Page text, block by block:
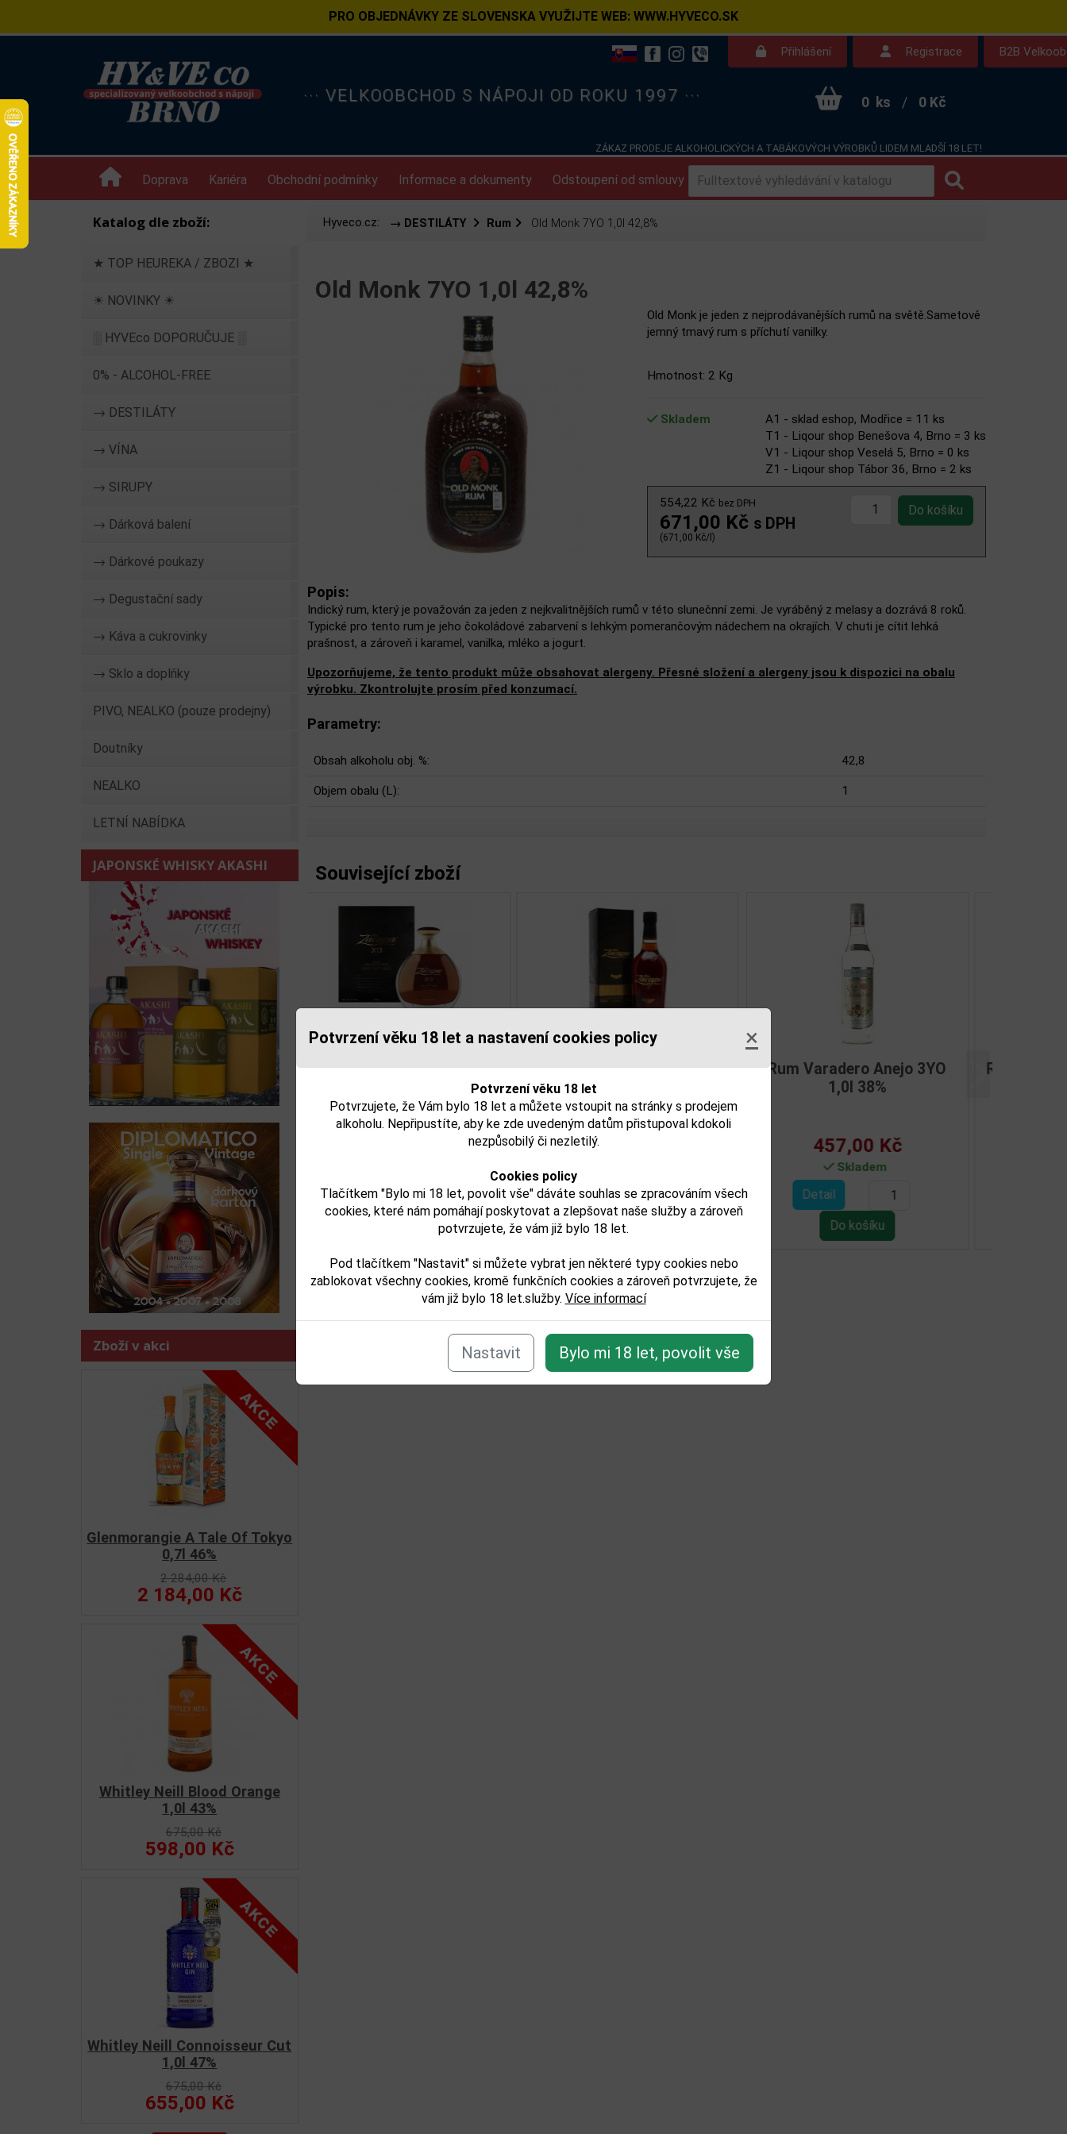
Potvrzení věku 18 let a nastavení cookies policy ×
Potvrzení věku 18 let
Potvrzujete, že Vám bylo 18 let a můžete vstoupit na stránky s prodejem
alkoholu. Nepřipustíte, aby ke zde uvedeným datům přistupoval kdokoli
nezpůsobilý či nezletilý.
Cookies policy
Tlačítkem "Bylo mi 18 let, povolit vše" dáváte souhlas se zpracováním všech
cookies, které nám pomáhají poskytovat a zlepšovat naše služby a zároveň
potvrzujete, že vám již bylo 18 let.
Pod tlačítkem "Nastavit" si můžete vybrat jen některé typy cookies nebo
zablokovat všechny cookies, kromě funkčních cookies a zároveň potvrzujete, že
vám již bylo 18 let.služby. Více informací
Nastavit Bylo mi 18 let, povolit vše
PRO OBJEDNÁVKY ZE SLOVENSKA VYUŽIJTE WEB: WWW.HYVECO.SK
Přihlášení Registrace B2B
··· VELKOOBCHOD S NÁPOJI OD ROKU 1997 ··· 0 ks / 0 Kč
ZÁKAZ PRODEJE ALKOHOLICKÝCH A TABÁKOVÝCH VÝROBKŮ LIDEM MLADŠÍ 18 LET!
Doprava Kariéra Obchodní podmínky Informace a dokumenty Odstoupení od smlouvy Kontakt Dotazy
Katalog dle zboží:
★ TOP HEUREKA / ZBOZI ★
☀ NOVINKY ☀
░ HYVEco DOPORUČUJE ░
0% - ALCOHOL-FREE
→ DESTILÁTY
→ VÍNA
→ SIRUPY
→ Dárková balení
→ Dárkové poukazy
→ Degustační sady
→ Káva a cukrovinky
→ Sklo a doplňky
PIVO, NEALKO (pouze prodejny)
Doutníky
NEALKO
LETNÍ NABÍDKA
JAPONSKÉ WHISKY AKASHI
Zboží v akci
Glenmorangie A Tale Of Tokyo
0,7l 46%
2 284,00 Kč
2 184,00 Kč
Whitley Neill Blood Orange
1,0l 43%
675,00 Kč
598,00 Kč
Whitley Neill Connoisseur Cut
1,0l 47%
675,00 Kč
655,00 Kč
Hyveco.cz: → DESTILÁTY Rum Old Monk 7YO 1,0l 42,8%
Old Monk 7YO 1,0l 42,8%
Old Monk je jeden z nejprodávanějších rumů na světě.Sametově
jemný tmavý rum s příchutí vanilky.
Hmotnost: 2 Kg
Skladem
A1 - sklad eshop, Modřice = 11 ks
T1 - Liqour shop Benešova 4, Brno = 3 ks
V1 - Liqour shop Veselá 5, Brno = 0 ks
Z1 - Liqour shop Tábor 36, Brno = 2 ks
554,22 Kč bez DPH
671,00 Kč s DPH
(671,00 Kč/l)
Popis:
Indický rum, který je považován za jeden z nejkvalitnějších rumů v této slunečnní zemi. Je vyráběný z melasy a dozrává 8 roků.
Typické pro tento rum je jeho čokoládové zabarvení s lehkým pomerančovým nádechem na okrajích. V chuti je cítit lehká
prašnost, a zároveň i karamel, vanilka, mléko a jogurt.
Upozorňujeme, že tento produkt může obsahovat alergeny. Přesné složení a alergeny jsou k dispozici na obalu
výrobku. Zkontrolujte prosím před konzumací.
Parametry:
Obsah alkoholu obj. %: 42,8
Objem obalu (L): 1
Související zboží
Rum Varadero Anejo 3YO
Detail
Rum Varadero 5YO 0,7l 38%
Detail
Rum Varadero 3YO 0,7l 38%
351,00 Kč
Není skladem
Detail
Zboží je zařazeno v těchto kategoriích:
Zpět